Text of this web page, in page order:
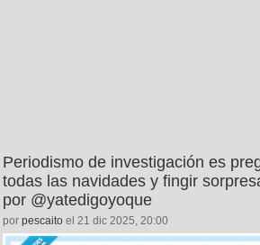
Periodismo de investigación es
todas las navidades y fingir
por @yatedigoyoque
por pescaito el 21 dic 2025, 20:00